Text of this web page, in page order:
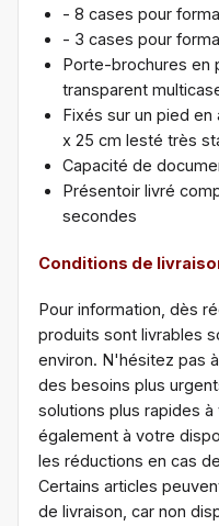
- 8 cases pour
- 3 cases pour
Porte-brochures en
transparent
Fixés sur un pied
x 25 cm lesté très
Capacité de
Présentoir livré
secondes
Conditions de
Pour information, dès
produits sont livrables
environ. N'hésitez pas à
des besoins plus
solutions plus rapides
également à votre
les réductions en cas
Certains articles
de livraison, car non